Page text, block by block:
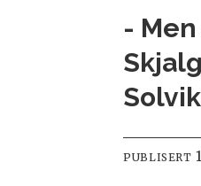
-
PUBLISERT